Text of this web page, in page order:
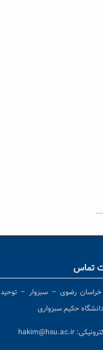
تماس
خراسان رضوی – سبزوار –
حکیم سبزواری
hakim@hsu.ac.ir